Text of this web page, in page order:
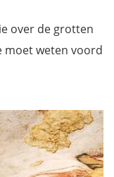
over de grotten
moet weten voord